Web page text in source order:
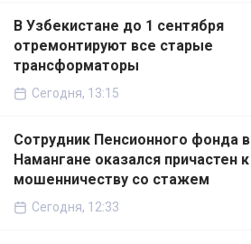
В Узбекистане до 1 сентября
отремонтируют все старые
трансформаторы
Сегодня, 13:15
Сотрудник Пенсионного фонда в
Намангане оказался причастен к
мошенничеству со стажем
Сегодня, 12:33